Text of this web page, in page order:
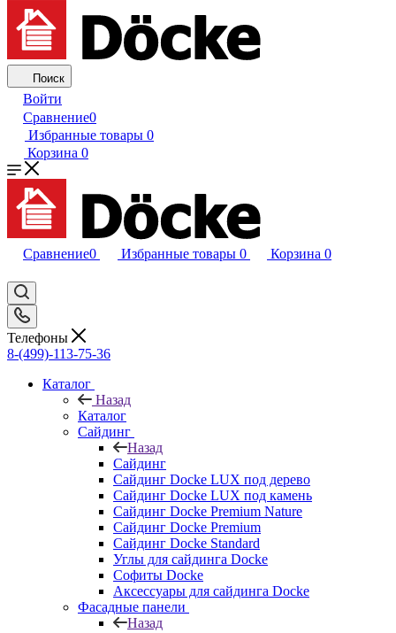
Поиск
Войти
Сравнение0
Избранные товары 0
Корзина 0
Сравнение0 Избранные товары 0 Корзина 0
Телефоны
8-(499)-113-75-36
Каталог
Назад
Каталог
Сайдинг
Назад
Сайдинг
Сайдинг Docke LUX под дерево
Сайдинг Docke LUX под камень
Сайдинг Docke Premium Nature
Сайдинг Docke Premium
Сайдинг Docke Standard
Углы для сайдинга Docke
Софиты Docke
Аксессуары для сайдинга Docke
Фасадные панели
Назад